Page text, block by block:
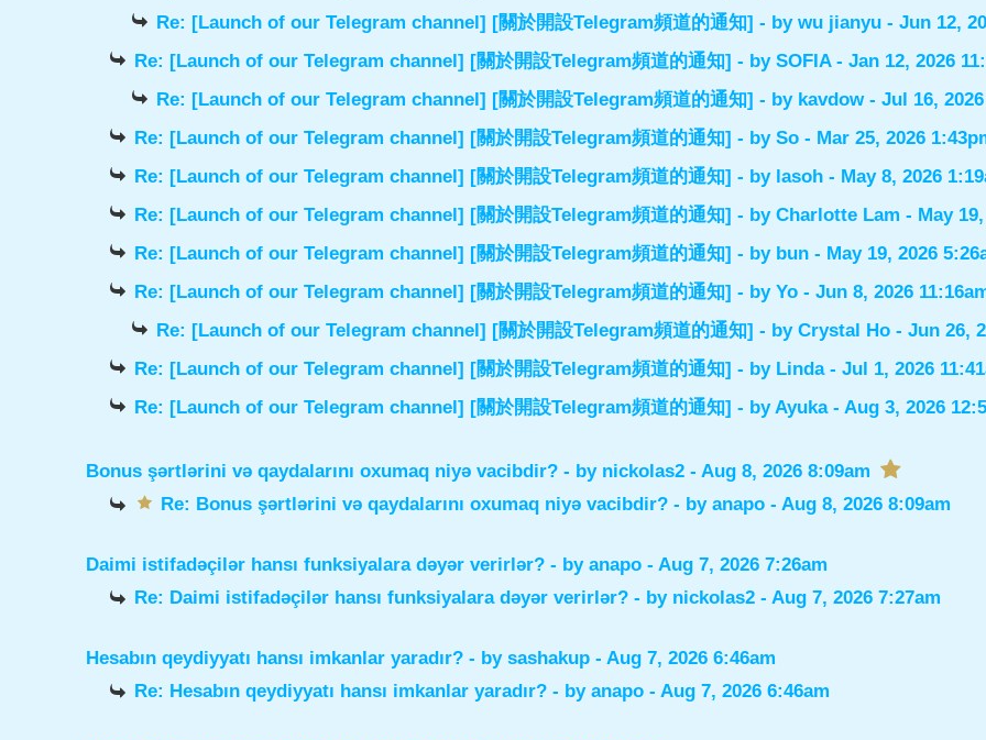
Re: [Launch of our Telegram channel] [關於開設Telegram頻道的通知] - by wu jianyu- Jun 12,
Re: [Launch of our Telegram channel] [關於開設Telegram頻道的通知] - by SOFIA- Jan 12, 2026
Re: [Launch of our Telegram channel] [關於開設Telegram頻道的通知] - by kavdow- Jul 16, 2026
Re: [Launch of our Telegram channel] [關於開設Telegram頻道的通知] - by So- Mar 25, 2026
Re: [Launch of our Telegram channel] [關於開設Telegram頻道的通知] - by lasoh- May 8, 2026
Re: [Launch of our Telegram channel] [關於開設Telegram頻道的通知] - by Charlotte Lam - May
Re: [Launch of our Telegram channel] [關於開設Telegram頻道的通知] - by bun- May 19, 2026
Re: [Launch of our Telegram channel] [關於開設Telegram頻道的通知] - by Yo- Jun 8, 2026
Re: [Launch of our Telegram channel] [關於開設Telegram頻道的通知] - by Crystal Ho - Jun 26,
Re: [Launch of our Telegram channel] [關於開設Telegram頻道的通知] - by Linda- Jul 1, 2026
Re: [Launch of our Telegram channel] [關於開設Telegram頻道的通知] - byAyuka- Aug 3, 2026
Bonus şərtlərini və qaydalarını oxumaq niyə vacibdir? - by nickolas2- Aug 8, 2026 8:09am
Re: Bonus şərtlərini və qaydalarını oxumaq niyə vacibdir? - byanapo - Aug 8, 2026 8:09am
Daimi istifadəçilər hansı funksiyalara dəyər verirlər? - by anapo- Aug 7, 2026 7:26am
Re: Daimi istifadəçilər hansı funksiyalara dəyər verirlər? - by nickolas2- Aug 7, 2026 7:27am
Hesabın qeydiyyatı hansı imkanlar yaradır? - by sashakup- Aug 7, 2026 6:46am
Re: Hesabın qeydiyyatı hansı imkanlar yaradır? - by anapo- Aug 7, 2026 6:46am